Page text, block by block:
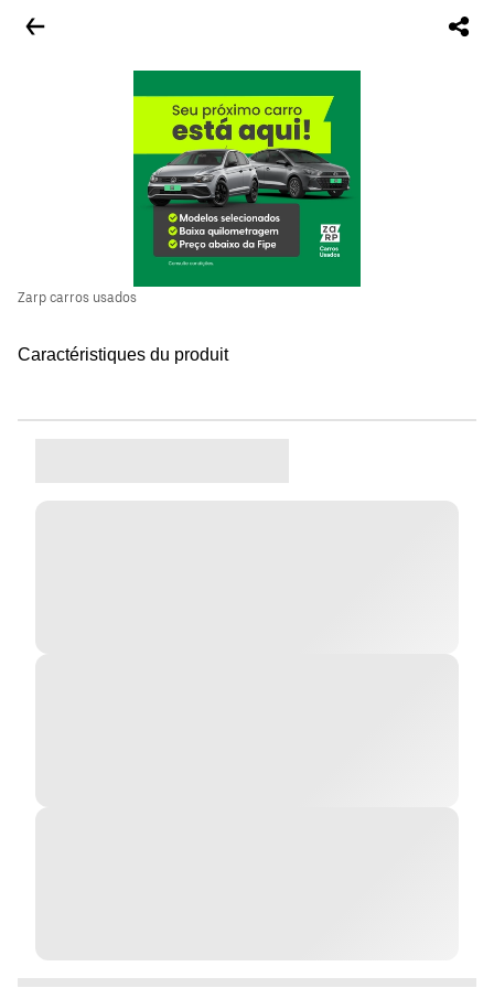
Zarp carros usados
Caractéristiques du produit